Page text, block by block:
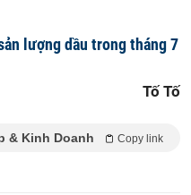
lượng dầu trong tháng 7
Tố Tố
& Kinh Doanh Copy link